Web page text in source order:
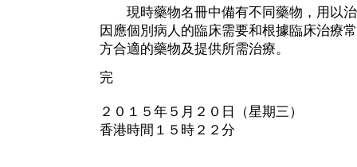
現時藥物名冊中備有不同藥物，用以治
因應個別病人的臨床需要和根據臨床治療
方合適的藥物及提供所需治療。
完
２０１５年５月２０日（星期三）
香港時間１５時２２分